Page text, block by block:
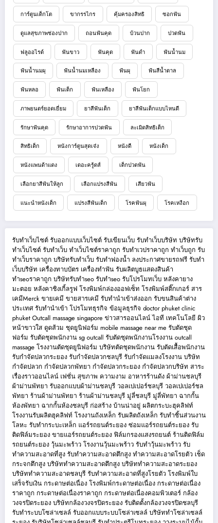
การ์ตูนเด็กโต ขากรรไกร คุ้มครองสิทธิ ซอกฟัน
ดูแลสุขภาพช่องปาก ถอนฟันคุด บ้วนปาก ปวดฟัน
ฟลูออไรด์ ฟันขาว ฟันคุด ฟันดำ ฟันน้ำนม
ฟันน้ำนมผุ ฟันน้ำนมเหลือง ฟันผุ ฟันสีน้ำตาล
ฟันหลอ ฟันเด็ก ฟันเหลือง ฟันโยก
ภาพยนตร์ยอดเยี่ยม ยาสีฟันเด็ก ยาสีฟันเด็กแบบไหนดี
รักษาฟันคุด รักษาอาการปวดฟัน ละเมิดสิทธิเด็ก
สิทธิเด็ก หนังการ์ตูนสุดเจ๋ง หนังดี หนังเด็ก
หนังแพนด้าแดง เดอะครู้ดส์ เด็กปวดฟัน
เลือกยาสีฟันให้ลูก เลือกแปรงสีฟัน เสียวฟัน
แนะนำหนังเด็ก แปรงสีฟันเด็ก โรคฟันผุ โรคเหงือก
รับทำเว็บไซต์ รับออกแบบเว็บไซต์ รับเขียนเว็บ รับทำเว็บบริษัท บริษัทรับ
ทำเว็บไซต์ รับทำเว็บ ทำเว็บไซต์ราคาถูก รับทำเวปราคาถูก ทำเว็บถูก รับ
ทำเว็บราคาถูก บริษัทรับทำเว็บ รับทำฟองน้ำ ลงประกาศขายรถฟรี รับทำ
เว็บบริษัท เครื่องทาบบัตร เครื่องทำฟัน รับผลิตบูธแสดงสินค้า
ทำseoราคาถูก บริษัทรับทำseo รับทำseo รับโปรโมทเว็บ หลังคายาง
มะตอย หลังคาชิงเกิ้ลรูฟ โรงพิมพ์กล่องออฟเซ็ท โรงพิมพ์สติ๊กเกอร์ สาร
เคมีMerck ขายเคมี ขายสารเคมี รับทำนำเข้าส่งออก รับขนสินค้าต่าง
ประเทศ รับทำนำเข้า โปรโมทธุรกิจ ข้อมูลธุรกิจ doctor phuket clinic
phuket Outcall massage singapore ข่าวสารออนไลน์ ไอที เทคโนโลยี ผิว
หน้าขาวใส ดูดส้วม ชุดยูนิฟอร์ม mobile massage near me รับตัดชุด
ฟอร์ม รับตัดชุดพนักงาน sg outcall รับตัดชุดพนักงานโรงงาน outcall
massage โรงงานตัดชุดยูนิฟอร์ม บริษัทตัดชุดพนักงาน รับตัดเสื้อพนักงาน
รับกำจัดปลวกระยอง รับกำจัดปลวกชลบุรี รับกำจัดแมลงโรงงาน บริษัท
กำจัดปลวก กำจัดปลวกพัทยา กำจัดปลวกระยอง กำจัดปลวกบริษัท สาระ
เรื่องราวออนไลน์ เฟชั่น สุขภาพ ความงาม อาหารร้านดัง ผ้าม่านชลบุรี
ผ้าม่านพัทยา รับออกแบบผ้าม่านชลบุรี วอลเปเปอร์ชลบุรี วอลเปเปอร์ชล
พัทยา ร้านผ้าม่านพัทยา ร้านผ้าม่านชลบุรี มู่ลี่ชลบุรี มู่ลี่พัทยา ฉากกั้น
ห้องพัทยา ฉากกั้นห้องชลบุรี ก่อสร้าง บ้านน่าอยู่ ผลิตกระบะฮุคลิฟท์
โรงงานรับผลิตฮุคลิฟท์ โรงงานถังเหล็ก รับผลิตถังเหล็ก รับทำชิ้นส่วนงาน
โลหะ รับทำกระบะเหล็ก แอร์รถยนต์ระยอง ซ่อมแอร์รถยนต์ระยอง รับ
ติดฟิล์มระยอง ขายแอร์รถยนต์ระยอง ฟิล์มกรองแสงรถยนต์ ร้านติดฟิล์ม
รถยนต์ระยอง วุ้นมะพร้าว โรงงานวุ้นมะพร้าว รับทำวุ้นมะพร้าว รับ
ทำความสะอาดที่สูง รับทำความสะอาดตึกสูง ทำความสะอาดโรยตัว เช็ด
กระจกตึกสูง บริษัททำความสะอาดตึกสูง บริษัททำความสะอาดระยอง
บริษัททำความสะอาดชลบุรี รับทำความสะอาดที่สูงโรยตัว โรงพิมพ์ใบ
เสร็จรับเงิน กระดาษต่อเนื่อง โรงพิมพ์กระดาษต่อเนื่อง กระดาษต่อเนื่อง
ราคาถูก กระดาษต่อเนื่องราคาถูก กระดาษต่อเนื่องคอมพิวเตอร์ กล้อง
วงจรปิดระยอง บริษัทกล้องวงจรปิดระยอง รับติดตั้งกล้องวงจรปิดชลบุรี
รับทำระบบโซล่าเซลล์ รับออกแบบระบบโซล่าเซลล์ บริษัททำโซล่าเซลล์